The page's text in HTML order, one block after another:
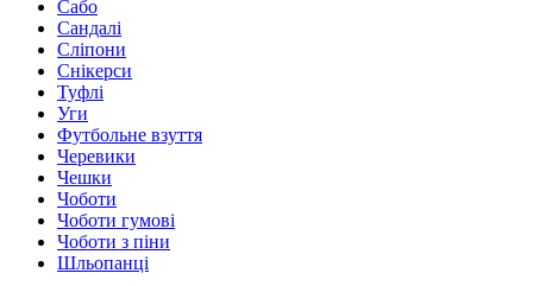
Сабо
Сандалі
Сліпони
Снікерси
Туфлі
Уги
Футбольне взуття
Черевики
Чешки
Чоботи
Чоботи гумові
Чоботи з піни
Шльопанці